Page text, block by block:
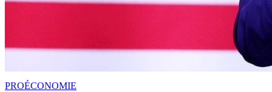
PROÉCONOMIE